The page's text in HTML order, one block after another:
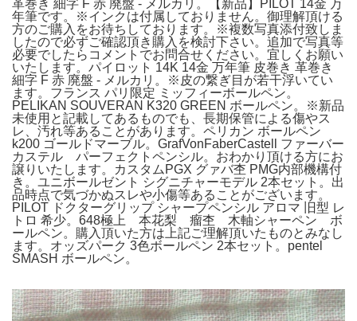
革巻き 細字 F 赤 廃盤 - メルカリ。【新品】PILOT 14金 万
年筆です。※インクは付属しておりません。御理解頂ける
方のご購入をお待ちしております。※複数写真添付致しま
したので必ずご確認頂き購入を検討下さい。追加で写真等
必要でしたらコメントでお問合せください。宜しくお願い
いたします。パイロット 14K 14金 万年筆 皮巻き 革巻き
細字 F 赤 廃盤 - メルカリ。※皮の繋ぎ目が若干浮いてい
ます。フランス パリ限定 ミッフィーボールペン。
PELIKAN SOUVERAN K320 GREEN ボールペン。※新品
未使用と記載してあるものでも、長期保管による傷やス
レ、汚れ等あることがあります。ペリカン ボールペン
k200 ゴールドマーブル。GrafVonFaberCastell ファーバー
カステル パーフェクトペンシル。おわかり頂ける方にお
譲りいたします。カスタムPGX グァバ杢 PMG内部機構付
き。ユニボールゼント シグニチャーモデル 2本セット。出
品時点で気づかぬスレや小傷等あることがございます。
PILOT ドクターグリップ シャープペンシル アロマ 旧型 レ
トロ 希少。648極上 本花梨 瘤杢 木軸シャーペン ボ
ールペン。購入頂いた方は上記ご理解頂いたものとみなし
ます。オッズパーク 3色ボールペン 2本セット。pentel
SMASH ボールペン。